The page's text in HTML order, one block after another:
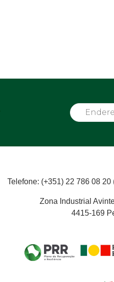
Telefone: (+351) 22 786 08
Zona Industrial
4415-169